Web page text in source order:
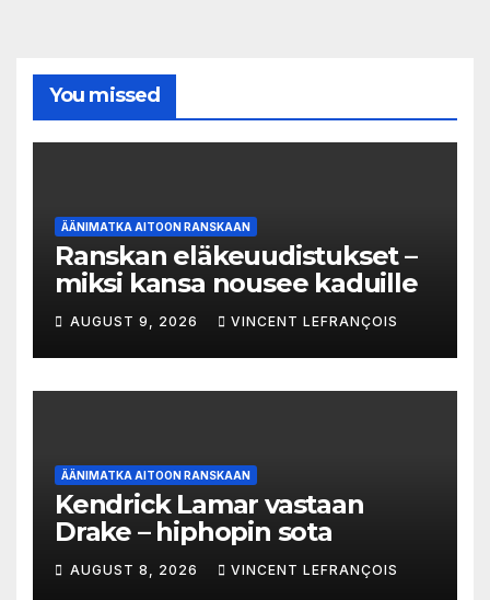
You missed
ÄÄNIMATKA AITOON RANSKAAN
Ranskan eläkeuudistukset –
miksi kansa nousee kaduille
AUGUST 9, 2026 VINCENT LEFRANÇOIS
ÄÄNIMATKA AITOON RANSKAAN
Kendrick Lamar vastaan
Drake – hiphopin sota
AUGUST 8, 2026 VINCENT LEFRANÇOIS